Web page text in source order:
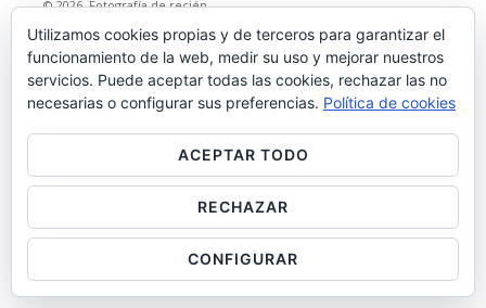
© 2026Fotografía de recién
premamá en Madrid·
Utilizamos cookies propias y de terceros para garantizar el
funcionamiento de la web, medir su uso y mejorar nuestros
servicios. Puede aceptar todas las cookies, rechazar las no
necesarias o configurar sus preferencias. Política de cookies
ACEPTAR TODO
RECHAZAR
CONFIGURAR